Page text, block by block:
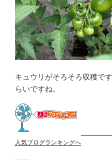
キュウリがそろそろ収穫で
らいですね。
人気ブログランキングへ